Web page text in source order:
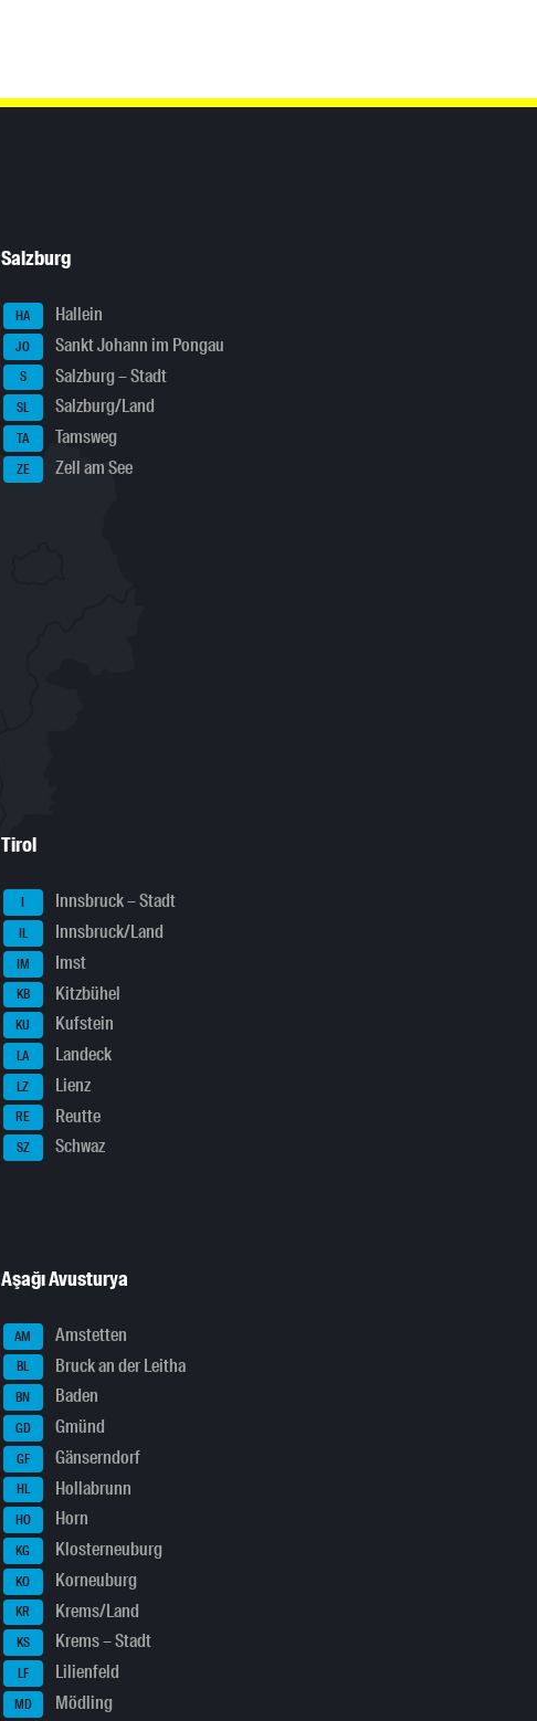
Salzburg
HA Hallein
JO Sankt Johann im Pongau
S Salzburg – Stadt
SL Salzburg/Land
TA Tamsweg
ZE Zell am See
Tirol
I Innsbruck – Stadt
IL Innsbruck/Land
IM Imst
KB Kitzbühel
KU Kufstein
LA Landeck
LZ Lienz
RE Reutte
SZ Schwaz
Aşağı Avusturya
AM Amstetten
BL Bruck an der Leitha
BN Baden
GD Gmünd
GF Gänserndorf
HL Hollabrunn
HO Horn
KG Klosterneuburg
KO Korneuburg
KR Krems/Land
KS Krems – Stadt
LF Lilienfeld
MD Mödling